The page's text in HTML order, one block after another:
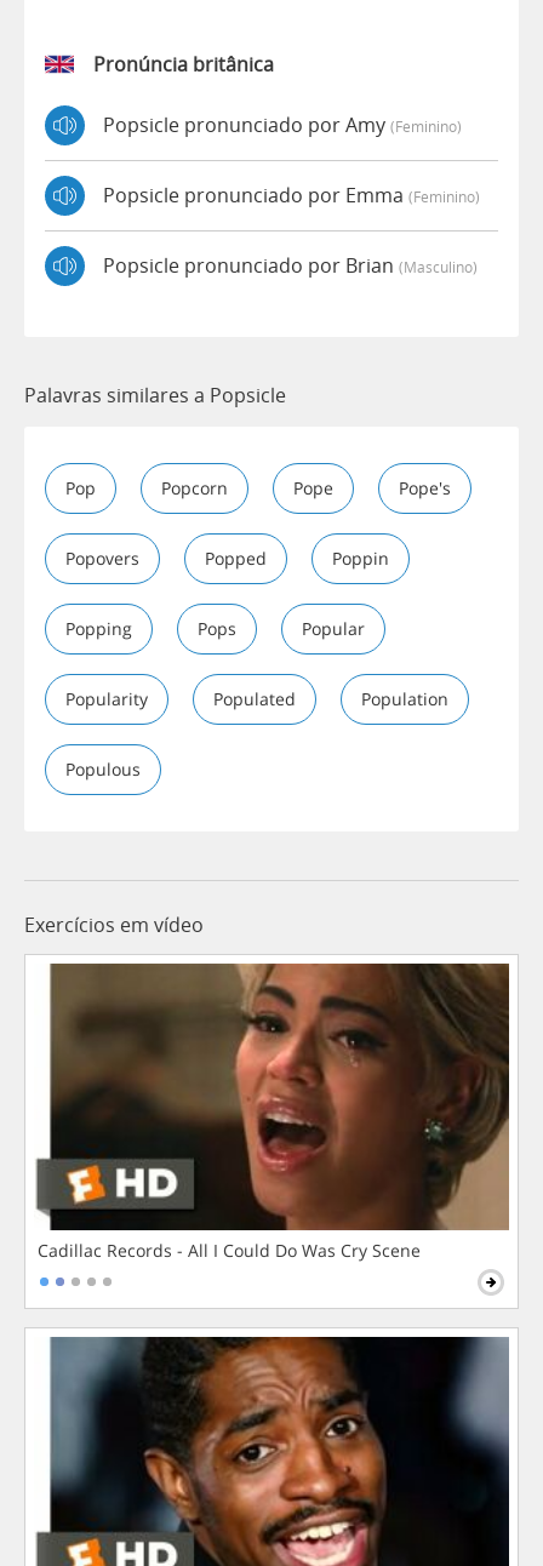
Pronúncia britânica
Popsicle pronunciado por Amy (feminino)
Popsicle pronunciado por Emma (feminino)
Popsicle pronunciado por Brian (masculino)
Palavras similares a Popsicle
Pop Popcorn Pope Pope's
Popovers Popped Poppin
Popping Pops Popular
Popularity Populated Population
Populous
Exercícios em vídeo
Cadillac Records - All I Could Do Was Cry Scene